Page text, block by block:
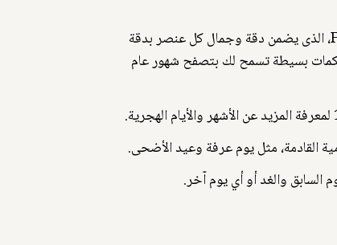
نحن نسعى لتقديم تجربة مستخدم استثنائية من خلال تصميم رائع للتقويم الهجري لعام 2024. وذلك باستخدام برنامج Figma، الذى يضمن دقة وجمال كل عنصر بدقة
بسيطة تسمح لك بتصفح شهور عام